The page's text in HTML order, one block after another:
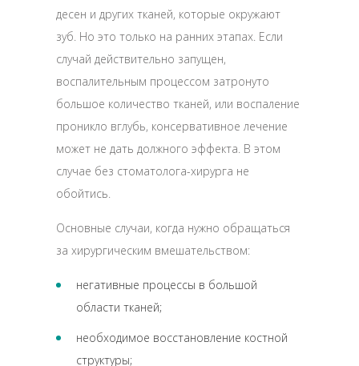
десен и других тканей, которые окружают
зуб. Но это только на ранних этапах. Если
случай действительно запущен,
воспалительным процессом затронуто
большое количество тканей, или воспаление
проникло вглубь, консервативное лечение
может не дать должного эффекта. В этом
случае без стоматолога-хирурга не
обойтись.
Основные случаи, когда нужно обращаться
за хирургическим вмешательством:
негативные процессы в большой
области тканей;
необходимое восстановление костной
структуры;